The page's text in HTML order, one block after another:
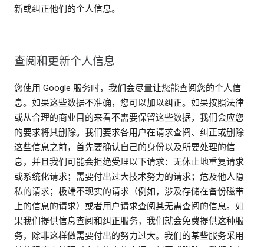
新或纠正他们的个人信息。
查阅和更新个人信息
您使用 Google 服务时，我们会尽量让您能查阅您的个人信
息。如果这些数据不准确，您可以加以纠正。如果按照法律
或从合理的商业目的来看不需要保留这些数据，我们会应您
的要求将其删除。我们要求各用户在请求查阅、纠正或删除
这些信息之前，首先要确认自己的身份以及所要处理的信
息，并且我们可能会拒绝受理以下请求：无休止地重复请求
或系统化请求；需要付出过大技术努力的请求；危及他人隐
私的请求；极端不现实的请求（例如，涉及存储在备份磁带
上的信息的请求）或者用户请求查阅其无需查阅的信息。如
果我们提供信息查阅和纠正服务，我们就会免费提供这种服
务，除非这样做需要付出的努力过大。我们的某些服务采用